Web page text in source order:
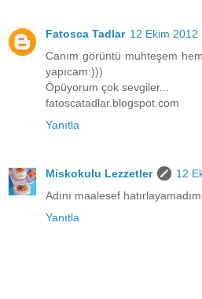
Fatosca Tadlar 12 Ekim 2012
Canım görüntü muhteşem
yapıcam:)))
Öpüyorum çok sevgiler...
fatoscatadlar.blogspot.com
Yanıtla
Miskokulu Lezzetler
12
Adını maalesef
Yanıtla